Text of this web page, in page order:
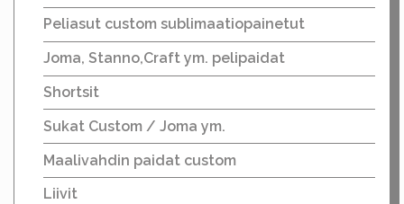
Peliasut custom sublimaatiopainetut
Joma, Stanno,Craft ym. pelipaidat
Shortsit
Sukat Custom / Joma ym.
Maalivahdin paidat custom
Liivit